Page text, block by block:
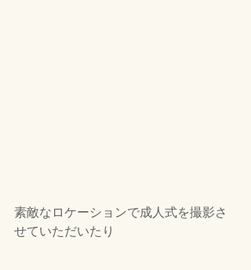
素敵なロケーションで成人式を撮影さ
せていただいたり